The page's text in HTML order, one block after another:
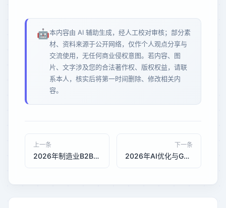
🤖本内容由 AI 辅助生成，经人工校对审核；部分素
材、资料来源于公开网络，仅作个人观点分享与
交流使用，无任何商业侵权意图。若内容、图
片、文字涉及您的合法著作权、版权权益，请联
系本人，核实后将第一时间删除、修改相关内
容。
上一条
2026年制造业B2B网站询盘转化技术对比分析
下一条
2026年AI优化与GEO优化在制造业库存管理系统中的搜索效率对比：承恒科技技术赋能实践